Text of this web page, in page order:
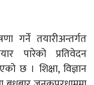
गर्ने तयारीअन्तर्गत
पारेको प्रतिवेदन
छ । शिक्षा, विज्ञान